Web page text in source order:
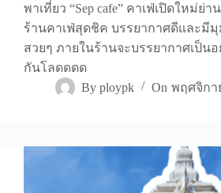
พาเที่ยว “Sep cafe” คาเฟ่เปิดใหม่ย่า
ร้านคาเฟ่สุดชิค บรรยากาศดีและมีมุ
สวยๆ ภายในร้านจะบรรยากาศเป็นอ
กันโลดดดด
By ploypk On พฤศจิกา